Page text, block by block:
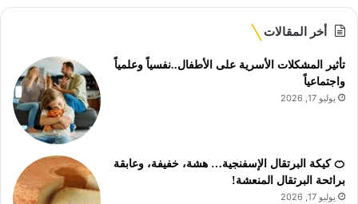
أخر المقالات
تأثير المشكلات الأسرية على الأطفال..نفسياً وعلمياً
واجتماعياً
يوليو 17, 2026
🍊 كيكة البرتقال الإسفنجية… هشة، خفيفة، وعابقة
برائحة البرتقال المنعشة!
يوليو 17, 2026